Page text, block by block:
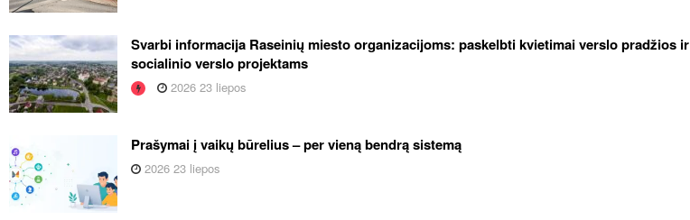
Svarbi informacija Raseinių miesto organizacijoms: paskelbti kvietimai verslo pradžios ir
socialinio verslo projektams
2026 23 liepos
Prašymai į vaikų būrelius – per vieną bendrą sistemą
2026 23 liepos